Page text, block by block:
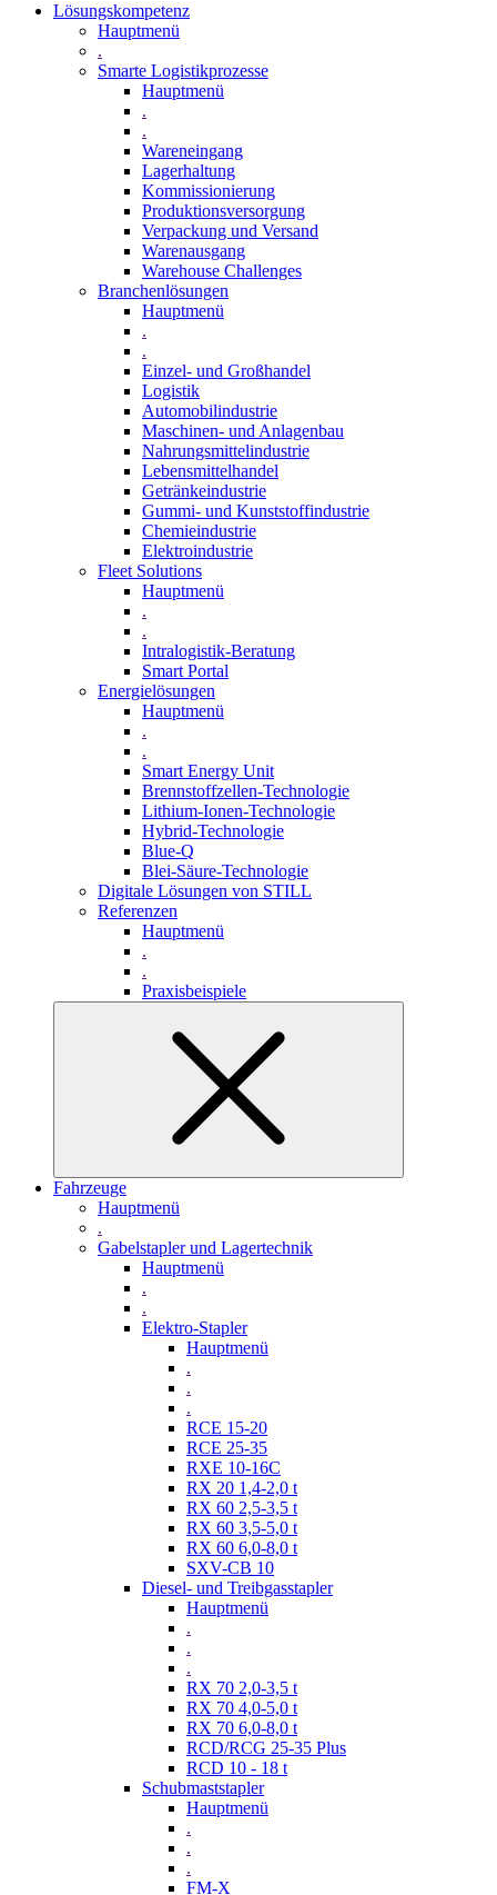
Lösungskompetenz
Hauptmenü
.
Smarte Logistikprozesse
Hauptmenü
.
.
Wareneingang
Lagerhaltung
Kommissionierung
Produktionsversorgung
Verpackung und Versand
Warenausgang
Warehouse Challenges
Branchenlösungen
Hauptmenü
.
.
Einzel- und Großhandel
Logistik
Automobilindustrie
Maschinen- und Anlagenbau
Nahrungsmittelindustrie
Lebensmittelhandel
Getränkeindustrie
Gummi­- und Kunststoffindustrie
Chemieindustrie
Elektroindustrie
Fleet Solutions
Hauptmenü
.
.
Intralogistik-Beratung
Smart Portal
Energielösungen
Hauptmenü
.
.
Smart Energy Unit
Brennstoffzellen-Technologie
Lithium-Ionen-Technologie
Hybrid-Technologie
Blue-Q
Blei-Säure-Technologie
Digitale Lösungen von STILL
Referenzen
Hauptmenü
.
.
Praxisbeispiele
Fahrzeuge
Hauptmenü
.
Gabelstapler und Lagertechnik
Hauptmenü
.
.
Elektro-Stapler
Hauptmenü
.
.
.
RCE 15-20
RCE 25-35
RXE 10-16C
RX 20 1,4-2,0 t
RX 60 2,5-3,5 t
RX 60 3,5-5,0 t
RX 60 6,0-8,0 t
SXV-CB 10
Diesel- und Treibgasstapler
Hauptmenü
.
.
.
RX 70 2,0-3,5 t
RX 70 4,0-5,0 t
RX 70 6,0-8,0 t
RCD/RCG 25-35 Plus
RCD 10 - 18 t
Schubmaststapler
Hauptmenü
.
.
.
FM-X